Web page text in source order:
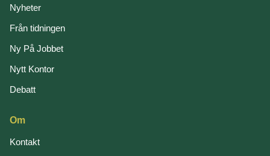
Nyheter
Från tidningen
Ny På Jobbet
Nytt Kontor
Debatt
Om
Kontakt